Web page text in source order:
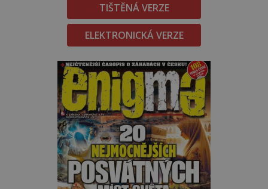
TIŠTĚNÁ VERZE
ELEKTRONICKÁ VERZE